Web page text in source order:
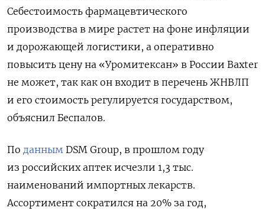
Себестоимость фармацевтического
производства в мире растет на фоне инфляции
и дорожающей логистики, а оперативно
повысить цену на «Уромитексан» в России Baxter
не может, так как он входит в перечень ЖНВЛП
и его стоимость регулируется государством,
объяснил Беспалов.
По данным DSM Group, в прошлом году
из российских аптек исчезли 1,3 тыс.
наименований импортных лекарств.
Ассортимент сократился на 20% за год,